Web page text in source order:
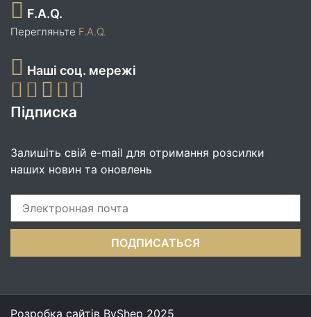
F.A.Q.
Перегляньте F.A.Q.
Наші соц. мережі
Підписка
Залишіть свій e-mail для отримання розсилки
наших новин та оновлень
Розробка сайтів ByShep 2025